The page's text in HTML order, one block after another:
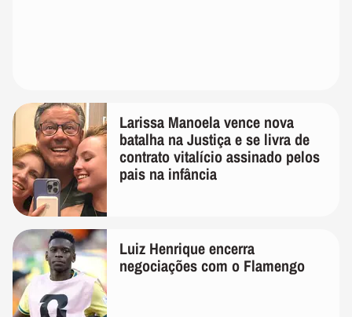
Larissa Manoela vence nova
batalha na Justiça e se livra de
contrato vitalício assinado pelos
pais na infância
Luiz Henrique encerra
negociações com o Flamengo